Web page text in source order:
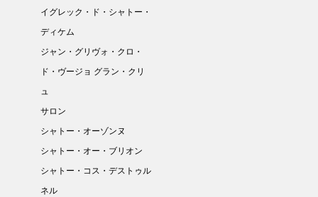
イグレック・ド・シャトー・
ディケム
ジャン・グリヴォ・クロ・
ド・ヴージョ グラン・クリ
ュ
サロン
シャトー・オーゾンヌ
シャトー・オー・ブリオン
シャトー・コス・デストゥル
ネル